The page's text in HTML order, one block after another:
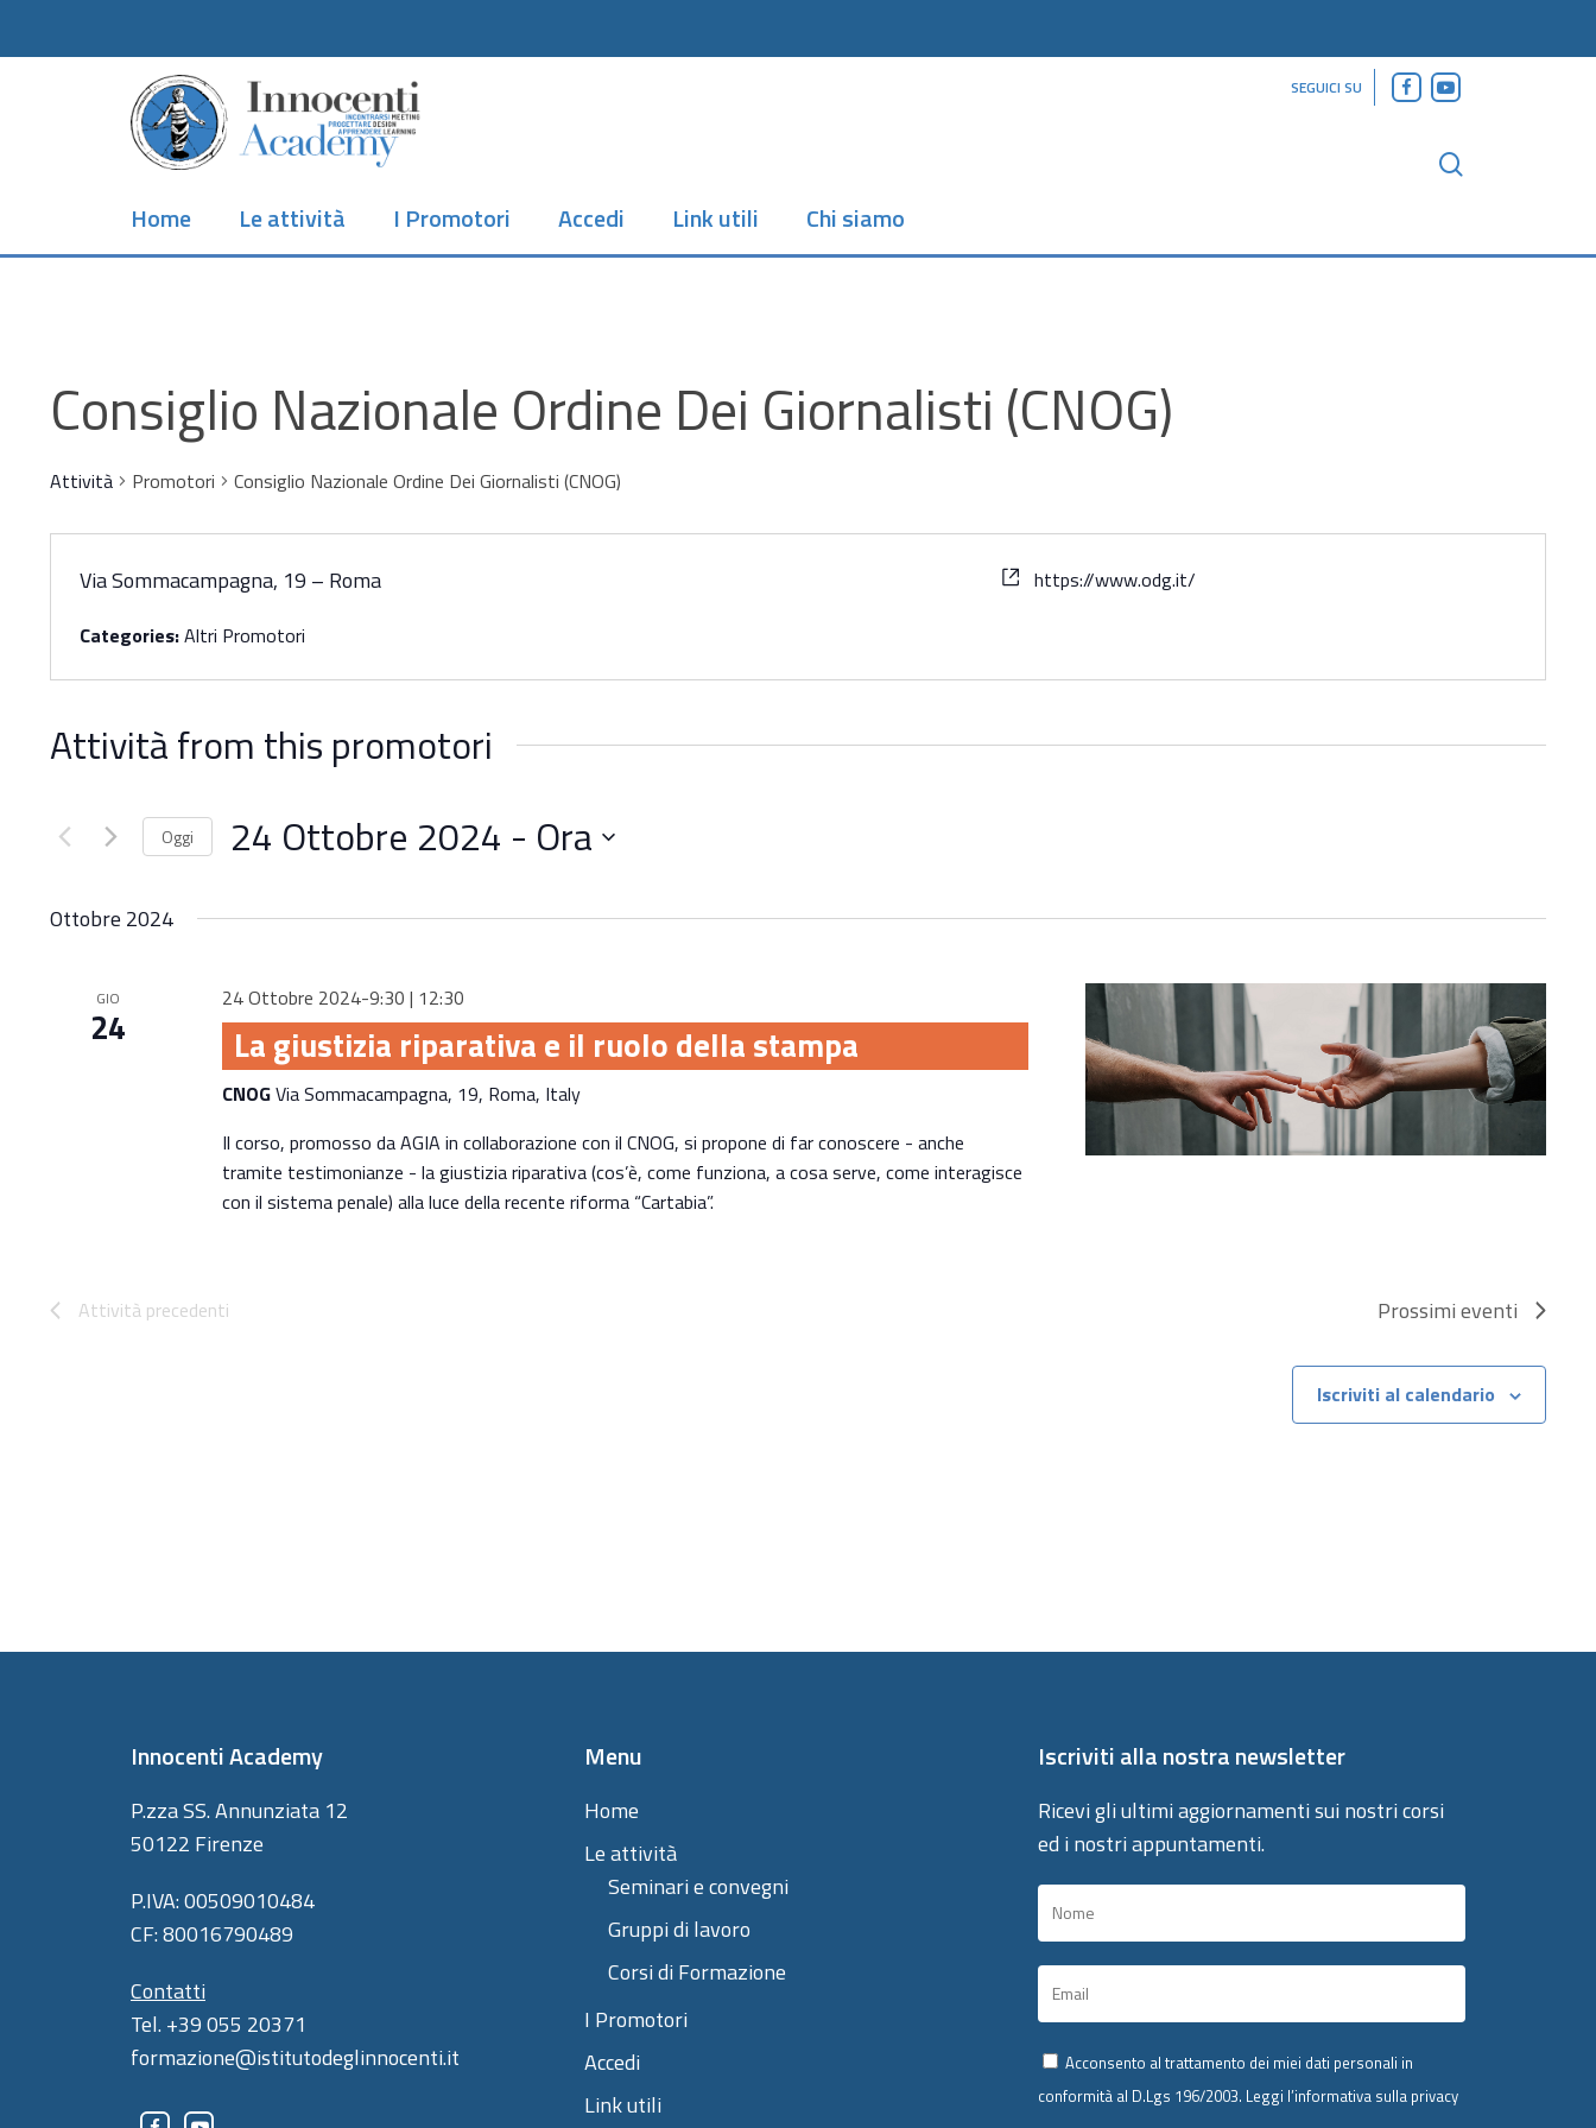
SEGUICI SU facebook
youtube
Home
Le attività I Promotori Accedi Link utili Chi siamo
Consiglio Nazionale Ordine Dei Giornalisti (CNOG)
Attività Promotori Consiglio Nazionale Ordine Dei Giornalisti (CNOG)
Website
https://www.odg.it/
Via Sommacampagna, 19 – Roma
Categories:Altri Promotori
Attività from this promotori
Oggi 24 Ottobre 2024 - Ora
la
Ottobre 2024
GIO
24
24 Ottobre 2024-9:30 | 12:30
La giustizia riparativa e il ruolo della stampa
CNOGVia Sommacampagna, 19, Roma, Italy
Il corso, promosso da AGIA in collaborazione con il CNOG, si propone di far conoscere - anche
tramite testimonianze - la giustizia riparativa (cos’è, come funziona, a cosa serve, come interagisce
con il sistema penale) alla luce della recente riforma “Cartabia”.
Attività precedenti Prossimi eventi
Iscriviti al calendario
Innocenti Academy
P.zza SS. Annunziata 12
50122 Firenze
P.IVA: 00509010484
CF: 80016790489
Contatti
Tel. +39 055 20371
formazione@istitutodeglinnocenti.it
Menu
Home
Le attività
Seminari e convegni
Gruppi di lavoro
Corsi di Formazione
I Promotori
Accedi
Link utili
Iscriviti alla nostra newsletter
Ricevi gli ultimi aggiornamenti sui nostri corsi
ed i nostri appuntamenti.
Acconsento al trattamento dei miei dati personali in
conformità al D.Lgs 196/2003. Leggi l’informativa sulla privacy